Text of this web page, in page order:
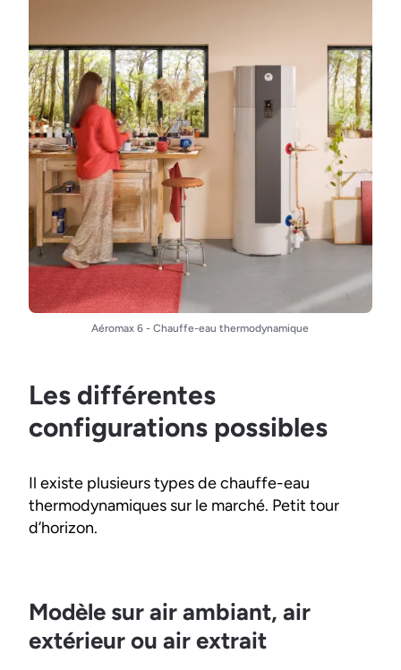
Aéromax 6 - Chauffe-eau thermodynamique
Les différentes
configurations possibles
Il existe plusieurs types de chauffe-eau
thermodynamiques sur le marché. Petit tour
d’horizon.
Modèle sur air ambiant, air
extérieur ou air extrait